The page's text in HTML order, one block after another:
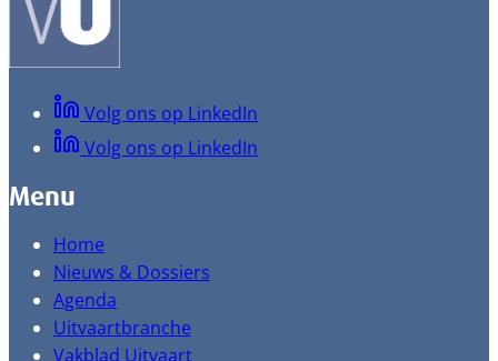
Volg ons op LinkedIn
Volg ons op LinkedIn
Menu
Home
Nieuws & Dossiers
Agenda
Uitvaartbranche
Vakblad Uitvaart